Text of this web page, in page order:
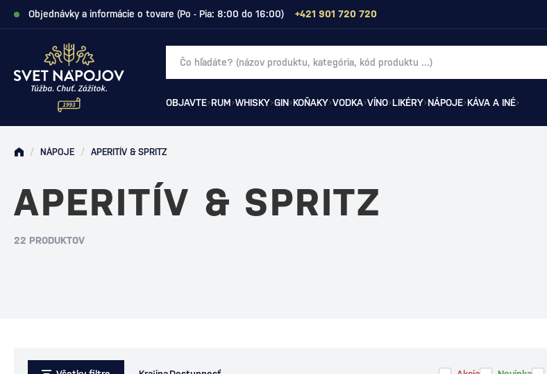
Objednávky a informácie o tovare (Po - Pia: 8:00 do 16:00) +421 901 720 720
OBJAVTE RUM WHISKY GIN KOŇAKY VODKA VÍNO LIKÉRY NÁPOJE KÁVA A INÉ
/ NÁPOJE / APERITÍV & SPRITZ
APERITÍV & SPRITZ
22 PRODUKTOV